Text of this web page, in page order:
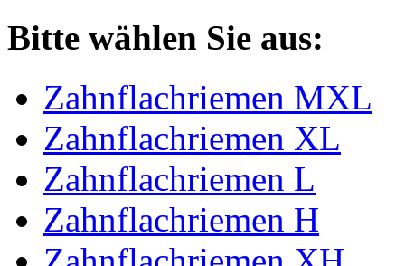
Bitte wählen Sie aus:
Zahnflachriemen MXL
Zahnflachriemen XL
Zahnflachriemen L
Zahnflachriemen H